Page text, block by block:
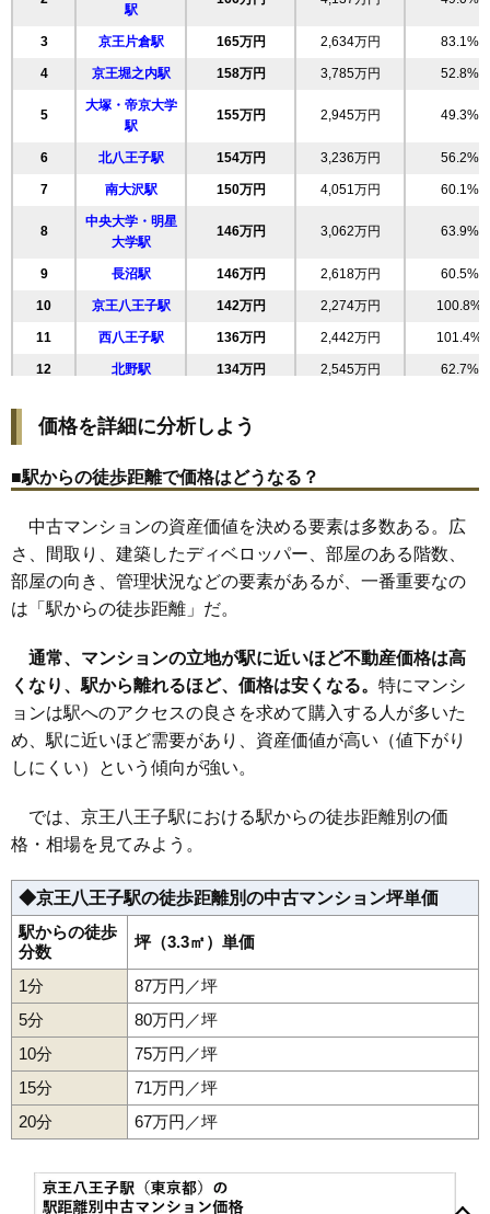
ローレルスクエア南大沢
住所 東京都八王子市別所1丁目
交通 南大沢駅（7分）
相場 4,910万円～5,310万円
(49.6万円/㎡~53.6万円/㎡)
無料一括査定をする
東京都八王子市別所1丁目
交通 南大沢駅（7分）、京王堀之内駅（25分）
相場
(38.8万円/㎡~41.8万円/㎡)
マンションナビで
無料一括査定をする
ローレルスクエア南大沢6番館
住所 東京都八王子市別所1丁目
交通 南大沢駅（7分）
相場 4,810万円～5,110万円
(50.1万円/㎡~53.2万円/㎡)
マンションナビで
無料一括査定をする
住所 東京都八王子市別所1丁目
相場 4,260万円～4,560万円
(44.4万円/㎡~47.5万円/㎡)
マンションナビで
無料一括査定をする
エグザガーデンブリーズ館
住所 東京都八王子市みなみ野5丁目
交通 八王子みなみ野駅（15分）
(44.2万円/㎡~47.5万円/㎡)
24 高倉町 159万円 3,343万円 58.2%
25 山田町 157万円 944万円 99.6%
26 東浅川町 157万円 3,293万円 59.0%
みなみ野
並木町
29 大塚 154万円 2,932万円 56.6%
30 長沼町 153万円 2,761万円 56.8%
31 四谷町 150万円 600万円 158.1%
32 南大沢 150万円 4,187万円 63.8%
34 八幡町 147万円
35 上野町 146万円
37 打越町 146万円 2,764万円 60.9%
38 4,207万円
39 明神町 140万円
41 下柚木 137万円 3,435万円 37.2%
42 中野山王 137万円 549万円 129.8%
43 134万円 538万円
高尾町 134万円
46 北野町 125万円 1,880万円 75.6%
47 上柚木
48 元横山町 122万円 1,830万円 108.8%
49 北野台 120万円 2,526万円 50.9%
50 片倉町 120万円
51 石川町 118万円
52 叶谷町 114万円
53 狭間町 112万円
54 館町 111万円 2,782万円 58.0%
55 大和田町 108万円 1,951万円 67.7%
56 暁町 104万円 1,669万円 91.4%
57 久保山町 101万円 2,429万円 73.0%
58 諏訪町 95万円 85.6%
駅
3 京王片倉駅 165万円 2,634万円 83.1%
4 京王堀之内駅 158万円 3,785万円 52.8%
5
大塚・帝京大学
駅
155万円 2,945万円 49.3%
6 北八王子駅 154万円 3,236万円 56.2%
7 南大沢駅 150万円 4,051万円 60.1%
8
中央大学・明星
大学駅
146万円 3,062万円 63.9%
9 長沼駅 146万円 2,618万円 60.5%
10 京王八王子駅 142万円 2,274万円 100.8%
11 西八王子駅 136万円 2,442万円 101.4%
12 北野駅 134万円 2,545万円 62.7%
14 片倉駅 115万円
15 高尾駅
17 松が谷駅 94万円 1,789万円 44.6%
18 山田駅 77万円 1,227万円 52.4%
19 狭間駅 71万円 1,269万円 60.7%
価格を詳細に分析しよう
■駅からの徒歩距離で価格はどうなる？
中古マンションの資産価値を決める要素は多数ある。広
さ、間取り、建築したディベロッパー、部屋のある階数、
部屋の向き、管理状況などの要素があるが、一番重要なの
は「駅からの徒歩距離」だ。
通常、マンションの立地が駅に近いほど不動産価格は高
くなり、駅から離れるほど、価格は安くなる。 特にマンシ
ョンは駅へのアクセスの良さを求めて購入する人が多いた
め、駅に近いほど需要があり、資産価値が高い（値下がり
しにくい）という傾向が強い。
では、京王八王子駅における駅からの徒歩距離別の価
格・相場を見てみよう。
◆京王八王子駅の徒歩距離別の中古マンション坪単価
駅からの徒歩
分数
坪（3.3㎡）単価
1分
87万円／坪
5分
80万円／坪
10分
75万円／坪
15分
71万円／坪
20分
67万円／坪
暁町旭町石川町上野町打越町追分町大塚大谷町大和田町
鹿島片倉町 叶谷町上柚木 北野台